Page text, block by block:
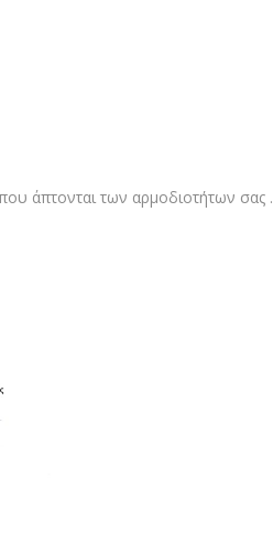
άπτονται των αρμοδιοτήτων σας .